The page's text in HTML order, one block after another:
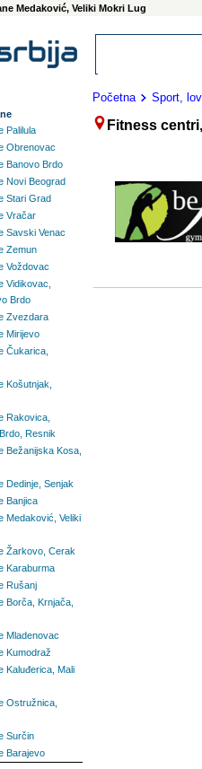
Medaković, Veliki Mokri Lug
Početna Sport,
Fitness
Palilula
Obrenovac
Banovo Brdo
Novi Beograd
Stari Grad
Vračar
Savski Venac
Zemun
Voždovac
Vidikovac,
Brdo
Zvezdara
Mirijevo
Čukarica,
Košutnjak,
Rakovica,
Resnik
Bežanijska Kosa,
Dedinje, Senjak
Banjica
Medaković, Veliki
Žarkovo, Cerak
Karaburma
Rušanj
Borča, Krnjača,
Mladenovac
Kumodraž
Kaluđerica, Mali
Ostružnica,
Surčin
Barajevo